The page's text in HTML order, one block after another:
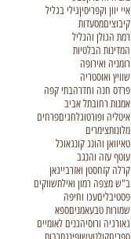
איי יוון וקפריסיןגילי בגליל
קיבוציםמסעדות
רמת הגולן והגליל
המדינות הבלטיות
רומניה ואירופה
שוויץ ואוסטריה
פרדס חנה וחדרהבתי קפה
אמנות רחובתל אביב
איטליה ופורטוגלחגיםפרחים
מלונותצימרים
טאיוואן והונג קונגאוכל
עוטף עזה והנגב
קרלה קזחסטן ואזרבייגאן
ב"ש מצפה רמון ואילתשווקים
פסטיבליםעכו וחיפה
שמורות טבעאמניםספא
גאורגיה ורוסיהגנים לאומיים